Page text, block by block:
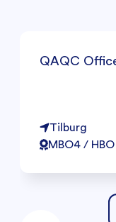
QAQC
Tilburg
MBO4 / HBO